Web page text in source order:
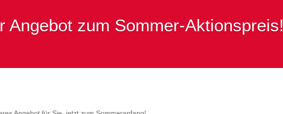
Angebot zum Sommer-Aktionspreis!